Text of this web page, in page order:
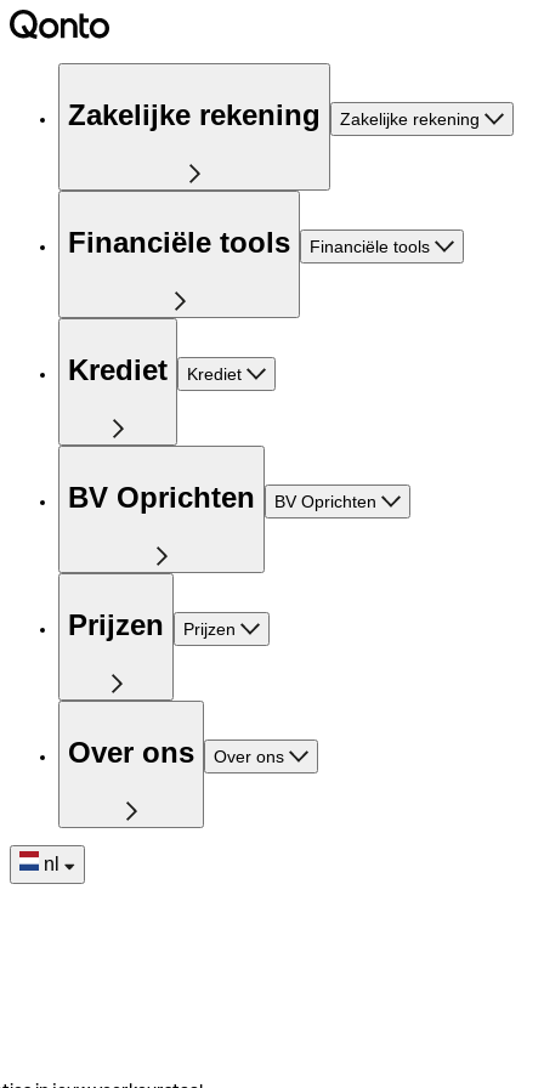
Zakelijke rekening Zakelijke rekening
Financiële tools Financiële tools
Krediet Krediet
BV Oprichten BV Oprichten
Prijzen Prijzen
Over ons Over ons
nl